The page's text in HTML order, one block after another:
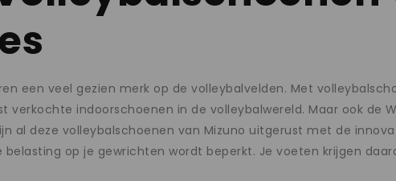
een veel gezien merk op de volleybalvelden. Met
verkochte indoorschoenen in de volleybalwereld. Maar ook de
al deze volleybalschoenen van Mizuno uitgerust met de
belasting op je gewrichten wordt beperkt. Je voeten krijgen